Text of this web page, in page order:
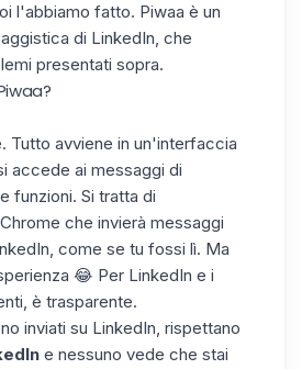
l'abbiamo fatto. Piwaa è un
di LinkedIn, che
presentati sopra.
Tutto avviene in un'interfaccia
accede ai messaggi di
funzioni. Si tratta di
che invierà messaggi
come se tu fossi lì. Ma
😂 Per LinkedIn e i
è trasparente.
inviati su LinkedIn, rispettano
e nessuno vede che stai